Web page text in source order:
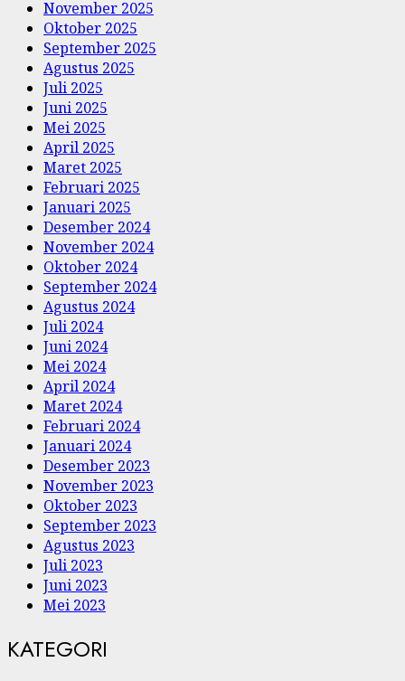
November 2025
Oktober 2025
September 2025
Agustus 2025
Juli 2025
Juni 2025
Mei 2025
April 2025
Maret 2025
Februari 2025
Januari 2025
Desember 2024
November 2024
Oktober 2024
September 2024
Agustus 2024
Juli 2024
Juni 2024
Mei 2024
April 2024
Maret 2024
Februari 2024
Januari 2024
Desember 2023
November 2023
Oktober 2023
September 2023
Agustus 2023
Juli 2023
Juni 2023
Mei 2023
KATEGORI